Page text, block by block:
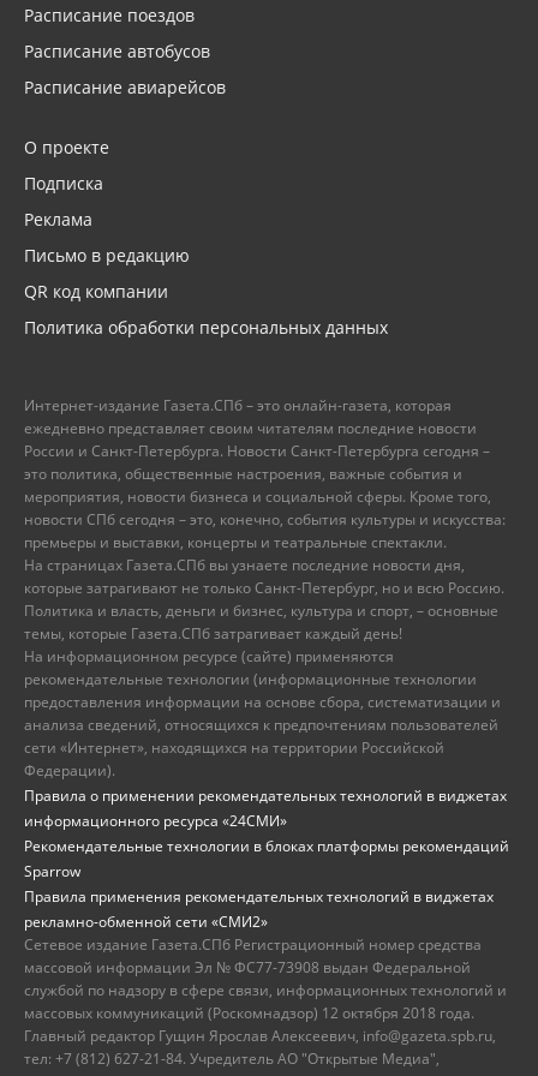
Расписание поездов
Расписание автобусов
Расписание авиарейсов
О проекте
Подписка
Реклама
Письмо в редакцию
QR код компании
Политика обработки персональных данных
Интернет-издание Газета.СПб – это онлайн-газета, которая
ежедневно представляет своим читателям последние новости
России и Санкт-Петербурга. Новости Санкт-Петербурга сегодня –
это политика, общественные настроения, важные события и
мероприятия, новости бизнеса и социальной сферы. Кроме того,
новости СПб сегодня – это, конечно, события культуры и искусства:
премьеры и выставки, концерты и театральные спектакли.
На страницах Газета.СПб вы узнаете последние новости дня,
которые затрагивают не только Санкт-Петербург, но и всю Россию.
Политика и власть, деньги и бизнес, культура и спорт, – основные
темы, которые Газета.СПб затрагивает каждый день!
На информационном ресурсе (сайте) применяются
рекомендательные технологии (информационные технологии
предоставления информации на основе сбора, систематизации и
анализа сведений, относящихся к предпочтениям пользователей
сети «Интернет», находящихся на территории Российской
Федерации).
Правила о применении рекомендательных технологий в виджетах
информационного ресурса «24СМИ»
Рекомендательные технологии в блоках платформы рекомендаций
Sparrow
Правила применения рекомендательных технологий в виджетах
рекламно-обменной сети «СМИ2»
Сетевое издание Газета.СПб Регистрационный номер средства
массовой информации Эл № ФС77-73908 выдан Федеральной
службой по надзору в сфере связи, информационных технологий и
массовых коммуникаций (Роскомнадзор) 12 октября 2018 года.
Главный редактор Гущин Ярослав Алексеевич, info@gazeta.spb.ru,
тел: +7 (812) 627-21-84. Учредитель АО "Открытые Медиа",